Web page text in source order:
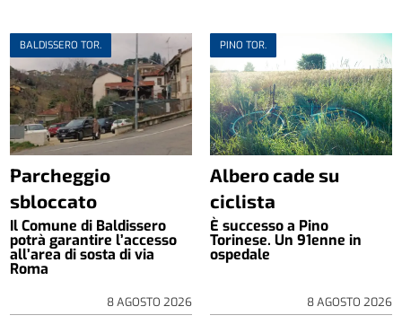
BALDISSERO TOR.
Parcheggio
sbloccato
Il Comune di Baldissero
potrà garantire l’accesso
all’area di sosta di via
Roma
8 AGOSTO 2026
PINO TOR.
Albero cade su
ciclista
È successo a Pino
Torinese. Un 91enne in
ospedale
8 AGOSTO 2026